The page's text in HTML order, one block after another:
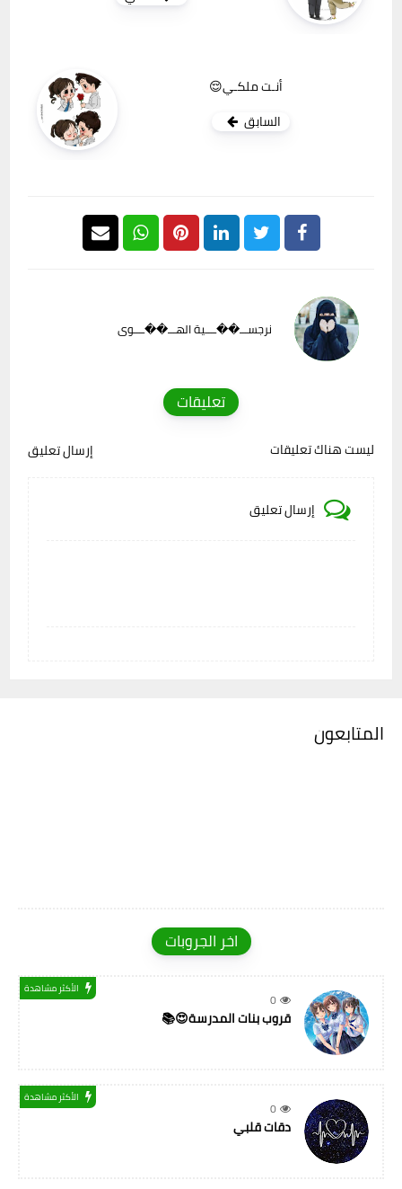
أنـت ملكـي😌
السابق
نرجســـ��ــــية الهـــ��ــــوى
تعليقات
ليست هناك تعليقات إرسال تعليق
إرسال تعليق
المتابعون
اخر الجروبات
0
الأكثر مشاهدة
قروب بنات المدرسة😍📚
0
الأكثر مشاهدة
دقات قلبي